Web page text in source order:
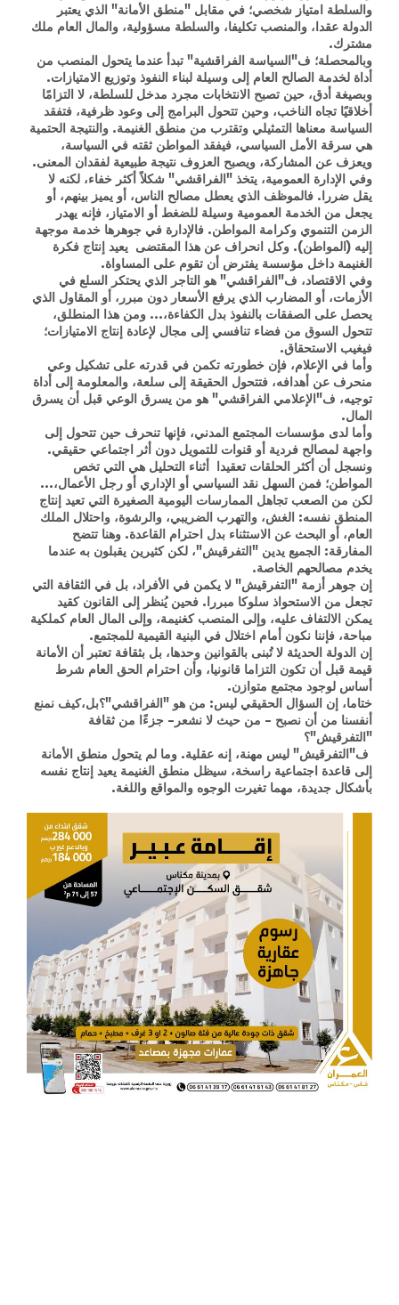
والسلطة امتياز شخصي؛ في مقابل "منطق الأمانة" الذي يعتبر
الدولة عقدا، والمنصب تكليفا، والسلطة مسؤولية، والمال العام ملك
مشترك.
وبالمحصلة؛ ف"السياسة الفراقشية" تبدأ عندما يتحول المنصب من
أداة لخدمة الصالح العام إلى وسيلة لبناء النفوذ وتوزيع الامتيازات.
وبصيغة أدق، حين تصبح الانتخابات مجرد مدخل للسلطة، لا التزامًا
أخلاقيًا تجاه الناخب، وحين تتحول البرامج إلى وعود ظرفية، فتفقد
السياسة معناها التمثيلي وتقترب من منطق الغنيمة. والنتيجة الحتمية
هي سرقة الأمل السياسي، فيفقد المواطن ثقته في السياسة،
ويعزف عن المشاركة، ويصبح العزوف نتيجة طبيعية لفقدان المعنى.
وفي الإدارة العمومية، يتخذ "الفراقشي" شكلاً أكثر خفاء، لكنه لا
يقل ضررا. فالموظف الذي يعطل مصالح الناس، أو يميز بينهم، أو
يجعل من الخدمة العمومية وسيلة للضغط أو الامتياز، فإنه يهدر
الزمن التنموي وكرامة المواطن. فالإدارة في جوهرها خدمة موجهة
إليه (المواطن). وكل انحراف عن هذا المقتضى يعيد إنتاج فكرة
الغنيمة داخل مؤسسة يفترض أن تقوم على المساواة.
وفي الاقتصاد، ف"الفراقشي" هو التاجر الذي يحتكر السلع في
الأزمات، أو المضارب الذي يرفع الأسعار دون مبرر، أو المقاول الذي
يحصل على الصفقات بالنفوذ بدل الكفاءة،... ومن هذا المنطلق،
تتحول السوق من فضاء تنافسي إلى مجال لإعادة إنتاج الامتيازات؛
فيغيب الاستحقاق.
وأما في الإعلام، فإن خطورته تكمن في قدرته على تشكيل وعي
منحرف عن أهدافه، فتتحول الحقيقة إلى سلعة، والمعلومة إلى أداة
توجيه، ف"الإعلامي الفراقشي" هو من يسرق الوعي قبل أن يسرق
المال.
وأما لدى مؤسسات المجتمع المدني، فإنها تنحرف حين تتحول إلى
واجهة لمصالح فردية أو قنوات للتمويل دون أثر اجتماعي حقيقي.
ونسجل أن أكثر الحلقات تعقيدا أثناء التحليل هي التي تخص
المواطن؛ فمن السهل نقد السياسي أو الإداري أو رجل الأعمال،...
لكن من الصعب تجاهل الممارسات اليومية الصغيرة التي تعيد إنتاج
المنطق نفسه: الغش، والتهرب الضريبي، والرشوة، واحتلال الملك
العام، أو البحث عن الاستثناء بدل احترام القاعدة. وهنا تتضح
المفارقة: الجميع يدين "التفرقيش"، لكن كثيرين يقبلون به عندما
يخدم مصالحهم الخاصة.
إن جوهر أزمة "التفرقيش" لا يكمن في الأفراد، بل في الثقافة التي
تجعل من الاستحواذ سلوكا مبررا. فحين يُنظر إلى القانون كقيد
يمكن الالتفاف عليه، وإلى المنصب كغنيمة، وإلى المال العام كملكية
مباحة، فإننا نكون أمام اختلال في البنية القيمية للمجتمع.
إن الدولة الحديثة لا تُبنى بالقوانين وحدها، بل بثقافة تعتبر أن الأمانة
قيمة قبل أن تكون التزاما قانونيا، وأن احترام الحق العام شرط
أساس لوجود مجتمع متوازن.
ختاما، إن السؤال الحقيقي ليس: من هو "الفراقشي"؟بل،كيف نمنع
أنفسنا من أن نصبح - من حيث لا نشعر- جزءًا من ثقافة
"التفرقيش"؟
ف"التفرقيش" ليس مهنة، إنه عقلية. وما لم يتحول منطق الأمانة
إلى قاعدة اجتماعية راسخة، سيظل منطق الغنيمة يعيد إنتاج نفسه
بأشكال جديدة، مهما تغيرت الوجوه والمواقع واللغة.